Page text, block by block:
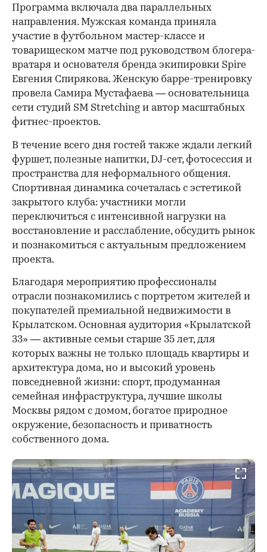
Программа включала два параллельных
направления. Мужская команда приняла
участие в футбольном мастер-классе и
товарищеском матче под руководством блогера-
вратаря и основателя бренда экипировки Spire
Евгения Спирякова. Женскую барре-тренировку
провела Самира Мустафаева — основательница
сети студий SM Stretching и автор масштабных
фитнес-проектов.
В течение всего дня гостей также ждали легкий
фуршет, полезные напитки, DJ-сет, фотосессия и
пространства для неформального общения.
Спортивная динамика сочеталась с эстетикой
закрытого клуба: участники могли
переключиться с интенсивной нагрузки на
восстановление и расслабление, обсудить рынок
и познакомиться с актуальным предложением
проекта.
Благодаря мероприятию профессионалы
отрасли познакомились с портретом жителей и
покупателей премиальной недвижимости в
Крылатском. Основная аудитория «Крылатской
33» — активные семьи старше 35 лет, для
которых важны не только площадь квартиры и
архитектура дома, но и высокий уровень
повседневной жизни: спорт, продуманная
семейная инфраструктура, лучшие школы
Москвы рядом с домом, богатое природное
окружение, безопасность и приватность
собственного дома.